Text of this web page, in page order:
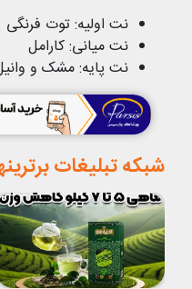
نت اولیه: توت فرنگی
نت میانی: کارامل
نت پایه: مشک و
شبکه تبلیغات